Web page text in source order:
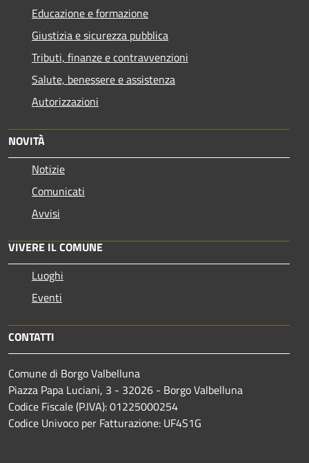
Educazione e formazione
Giustizia e sicurezza pubblica
Tributi, finanze e contravvenzioni
Salute, benessere e assistenza
Autorizzazioni
NOVITÀ
Notizie
Comunicati
Avvisi
VIVERE IL COMUNE
Luoghi
Eventi
CONTATTI
Comune di Borgo Valbelluna
Piazza Papa Luciani, 3 - 32026 - Borgo Valbelluna
Codice Fiscale (P.IVA): 01225000254
Codice Univoco per Fatturazione: UF4S1G